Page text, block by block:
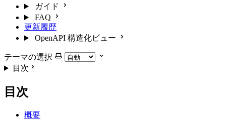
ガイド
FAQ
更新履歴
OpenAPI 構造化ビュー
テーマの選択
目次
目次
概要